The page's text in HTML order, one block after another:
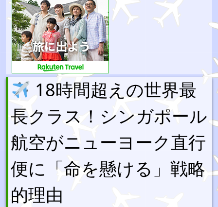
18時間超えの世界最
長クラス！シンガポール
航空がニューヨーク直行
便に「命を懸ける」戦略
的理由